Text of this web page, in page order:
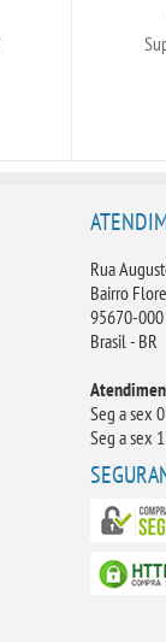
Rua
Bairro
95670-000
Brasil - BR
Seg a sex
Seg a sex